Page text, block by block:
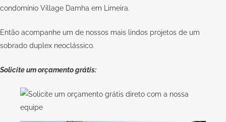
condomínio Village Damha em Limeira.
Então acompanhe um de nossos mais lindos projetos de um
sobrado duplex neoclássico.
Solicite um orçamento grátis: